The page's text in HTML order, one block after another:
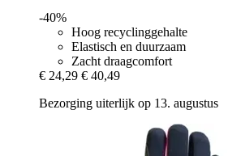
-40%
Hoog recyclinggehalte
Elastisch en duurzaam
Zacht draagcomfort
€ 24,29 € 40,49
Bezorging uiterlijk op 13. augustus